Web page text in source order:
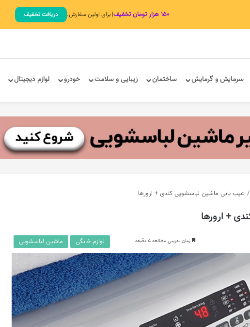
۱۵۰ هزار تومان تخفیف | برای اولین سفارش. دریافت تخفیف
سرمایش و گرمایش ساختمان زیبایی و سلامت خودرو لوازم دیجیتال
/ عیب ‌یابی ماشین لباسشویی کندی + ارورها
+ ارورها
زمان تقریبی مطالعه 5 دقیقه لوازم خانگی ماشین لباسشویی